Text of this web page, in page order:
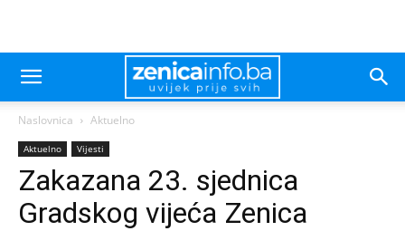
Naslovnica Aktuelno
Aktuelno Vijesti
Zakazana 23. sjednica
Gradskog vijeća Zenica